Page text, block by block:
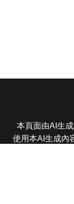
本頁面由AI生
使用本AI生成內